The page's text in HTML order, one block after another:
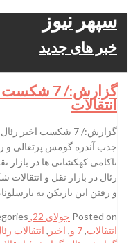
سپهر نیوز
خبر های جدید
گزارش:/ 7
انتقالات
گزارش:/ 7 شکست اخیر
جذب آندره گومس پرتغالی و
رئال در بازار نقل و
و رفتن این بازیکن به
Posted on جولای 22, 2016
انتقالات,7 و , اخیر , انتقالات